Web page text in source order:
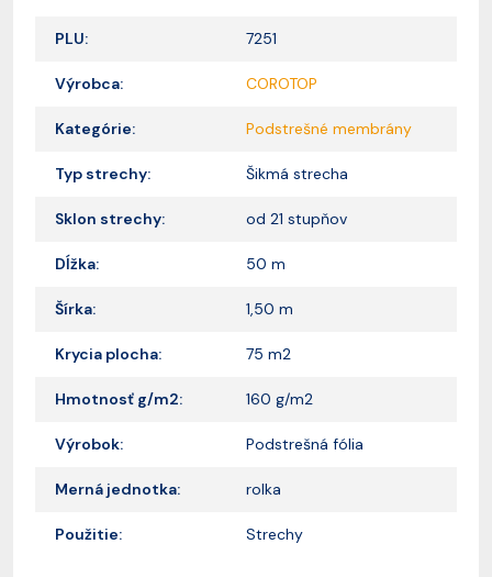
PLU: 7251
Výrobca: COROTOP
Kategórie: Podstrešné membrány
Typ strechy: Šikmá strecha
Sklon strechy: od 21 stupňov
Dĺžka: 50 m
Šírka: 1,50 m
Krycia plocha: 75 m2
Hmotnosť g/m2: 160 g/m2
Výrobok: Podstrešná fólia
Merná jednotka: rolka
Použitie: Strechy